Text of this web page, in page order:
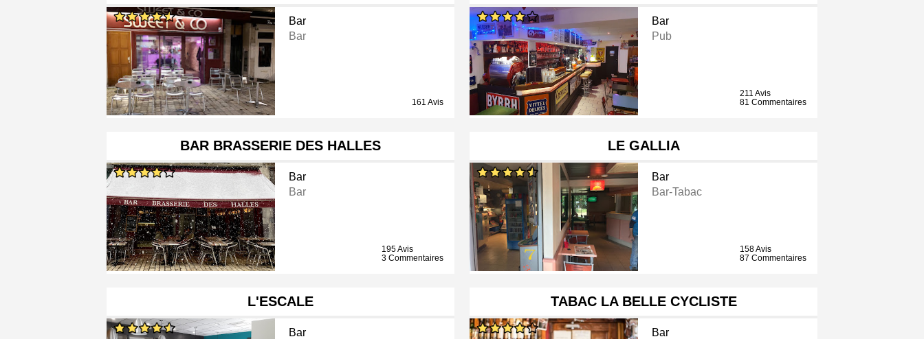
Bar
Bar
161 Avis
Bar
Pub
211 Avis
81 Commentaires
BAR BRASSERIE DES HALLES
Bar
Bar
195 Avis
3 Commentaires
LE GALLIA
Bar
Bar-Tabac
158 Avis
87 Commentaires
L'ESCALE
Bar
TABAC LA BELLE CYCLISTE
Bar